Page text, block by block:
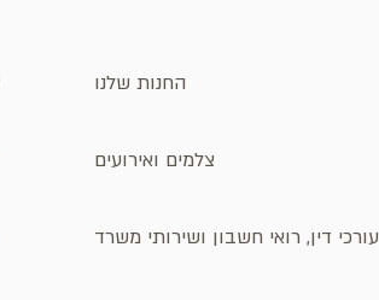
החנות שלנו
צלמים ואירועים
עורכי דין, רואי חשבון ושירותי משרד